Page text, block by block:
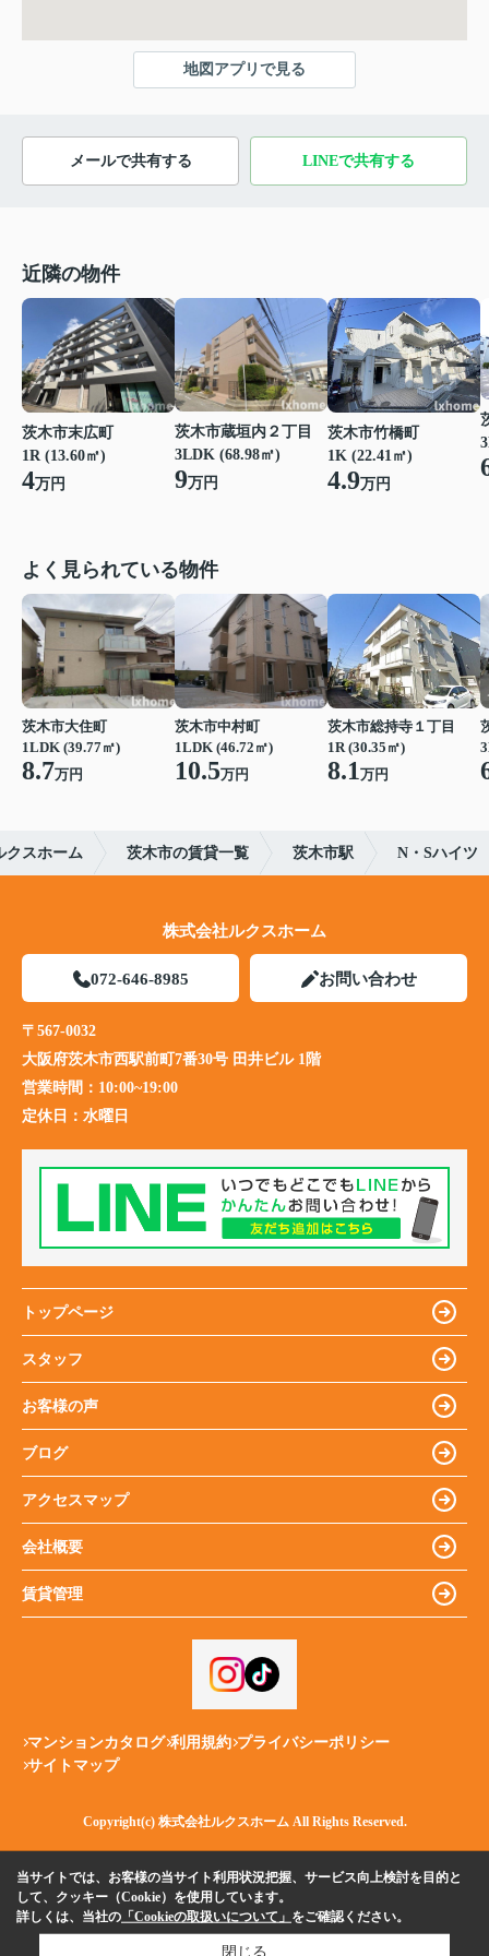
地図アプリで見る
メールで共有する LINEで共有する
近隣の物件
茨木市末広町
1R (13.60㎡)
4万円
茨木市蔵垣内２丁目
3LDK (68.98㎡)
9万円
茨木市竹橋町
1K (22.41㎡)
4.9万円
よく見られている物件
茨木市大住町
1LDK (39.77㎡)
8.7万円
茨木市中村町
1LDK (46.72㎡)
10.5万円
茨木市総持寺１丁目
1R (30.35㎡)
8.1万円
クスホーム 茨木市の賃貸一覧 茨木市駅 N・Sハイツ
株式会社ルクスホーム
072-646-8985 お問い合わせ
〒567-0032
大阪府茨木市西駅前町7番30号 田井ビル 1階
営業時間： 10:00~19:00
定休日： 水曜日
トップページ
スタッフ
お客様の声
ブログ
アクセスマップ
会社概要
賃貸管理
マンションカタログ 利用規約 プライバシーポリシー
サイトマップ
Copyright(c) 株式会社ルクスホーム All Rights Reserved.
当サイトでは、お客様の当サイト利用状況把握、サービス向上検討を目的と
して、クッキー（Cookie）を使用しています。
詳しくは、当社の 「Cookieの取扱いについて」 をご確認ください。
閉じる